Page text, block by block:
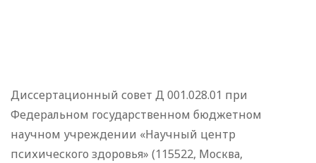
Диссертационный совет Д 001.028.01 при
Федеральном государственном бюджетном
научном учреждении «Научный центр
психического здоровья» (115522, Москва,